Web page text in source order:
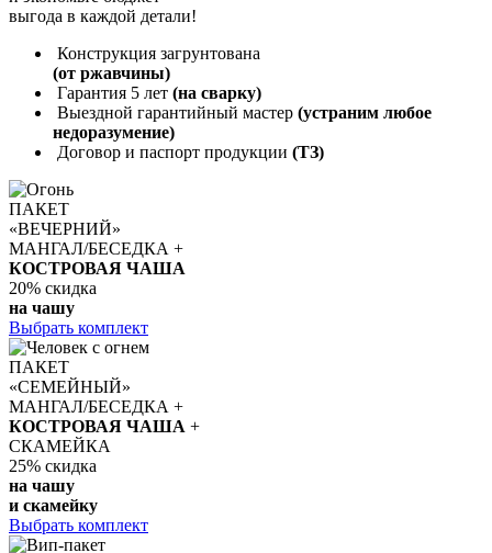
выгода в каждой детали!
Конструкция загрунтована
(от ржавчины)
Гарантия 5 лет (на сварку)
Выездной гарантийный мастер (устраним любое
недоразумение)
Договор и паспорт продукции (ТЗ)
ПАКЕТ
«ВЕЧЕРНИЙ»
МАНГАЛ/БЕСЕДКА +
КОСТРОВАЯ ЧАША
20% скидка
на чашу
Выбрать комплект
ПАКЕТ
«СЕМЕЙНЫЙ»
МАНГАЛ/БЕСЕДКА +
КОСТРОВАЯ ЧАША +
СКАМЕЙКА
25% скидка
на чашу
и скамейку
Выбрать комплект